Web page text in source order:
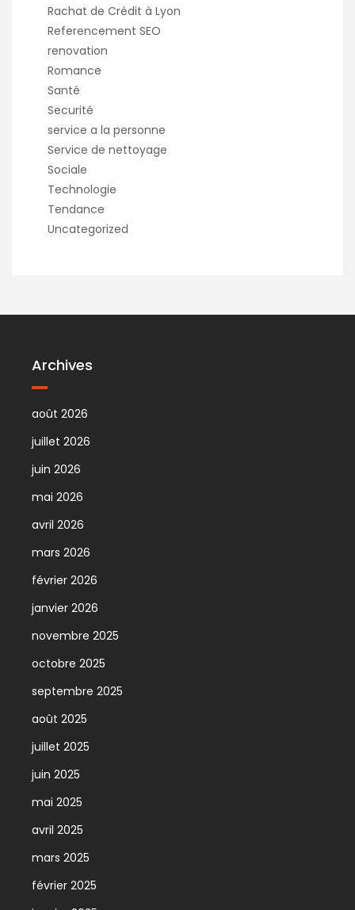
Rachat de Crédit à Lyon
Referencement SEO
renovation
Romance
Santé
Securité
service a la personne
Service de nettoyage
Sociale
Technologie
Tendance
Uncategorized
Archives
août 2026
juillet 2026
juin 2026
mai 2026
avril 2026
mars 2026
février 2026
janvier 2026
novembre 2025
octobre 2025
septembre 2025
août 2025
juillet 2025
juin 2025
mai 2025
avril 2025
mars 2025
février 2025